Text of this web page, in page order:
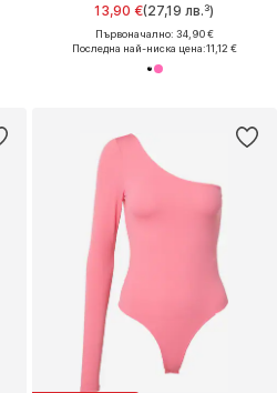
13,90 €(27,19 лв.³)
Първоначално: 34,90 €
Последна най-ниска цена:11,12 €